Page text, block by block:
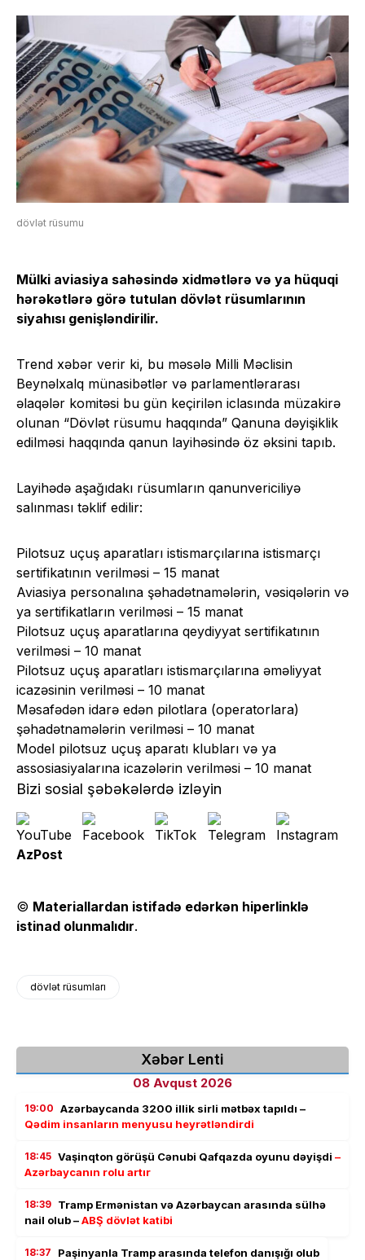
dövlət rüsumu
Mülki aviasiya sahəsində xidmətlərə və ya hüquqi
hərəkətlərə görə tutulan dövlət rüsumlarının
siyahısı genişləndirilir.
Trend xəbər verir ki, bu məsələ Milli Məclisin
Beynəlxalq münasibətlər və parlamentlərarası
əlaqələr komitəsi bu gün keçirilən iclasında müzakirə
olunan “Dövlət rüsumu haqqında” Qanuna dəyişiklik
edilməsi haqqında qanun layihəsində öz əksini tapıb.
Layihədə aşağıdakı rüsumların qanunvericiliyə
salınması təklif edilir:
Pilotsuz uçuş aparatları istismarçılarına istismarçı
sertifikatının verilməsi – 15 manat
Aviasiya personalına şəhadətnamələrin, vəsiqələrin və
ya sertifikatların verilməsi – 15 manat
Pilotsuz uçuş aparatlarına qeydiyyat sertifikatının
verilməsi – 10 manat
Pilotsuz uçuş aparatları istismarçılarına əməliyyat
icazəsinin verilməsi – 10 manat
Məsafədən idarə edən pilotlara (operatorlara)
şəhadətnamələrin verilməsi – 10 manat
Model pilotsuz uçuş aparatı klubları və ya
assosiasiyalarına icazələrin verilməsi – 10 manat
Bizi sosial şəbəkələrdə izləyin
AzPost
© Materiallardan istifadə edərkən hiperlinklə
istinad olunmalıdır.
dövlət rüsumları
Xəbər Lenti
08 Avqust 2026
19:00 Azərbaycanda 3200 illik sirli mətbəx tapıldı –
Qədim insanların menyusu heyrətləndirdi
18:45 Vaşinqton görüşü Cənubi Qafqazda oyunu dəyişdi –
Azərbaycanın rolu artır
18:39 Tramp Ermənistan və Azərbaycan arasında sülhə
nail olub –ABŞ dövlət katibi
18:37 Paşinyanla Tramp arasında telefon danışığı olub